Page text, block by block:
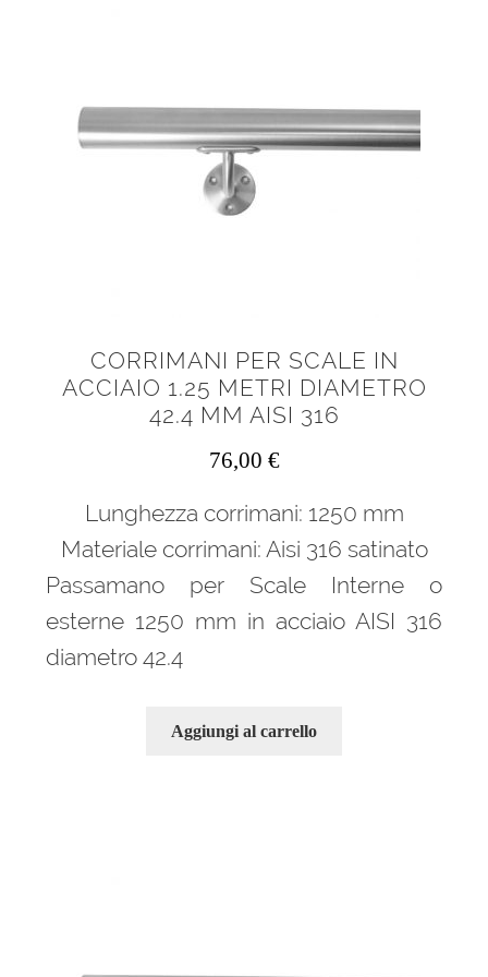
CORRIMANI PER SCALE IN
ACCIAIO 1.25 METRI DIAMETRO
42.4 MM AISI 316
76,00 €
Lunghezza corrimani: 1250 mm
Materiale corrimani: Aisi 316 satinato
Passamano per Scale Interne o
esterne 1250 mm in acciaio AISI 316
diametro 42.4
Aggiungi al carrello